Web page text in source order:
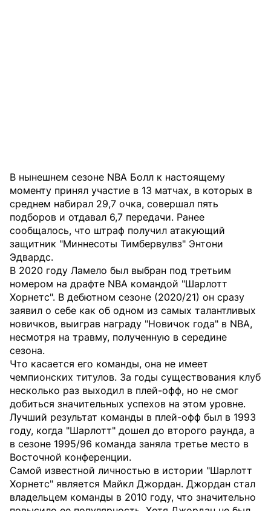
В нынешнем сезоне NBA Болл к настоящему
моменту принял участие в 13 матчах, в которых в
среднем набирал 29,7 очка, совершал пять
подборов и отдавал 6,7 передачи. Ранее
сообщалось, что штраф получил атакующий
защитник "Миннесоты Тимбервулвз" Энтони
Эдвардс.
В 2020 году Ламело был выбран под третьим
номером на драфте NBA командой "Шарлотт
Хорнетс". В дебютном сезоне (2020/21) он сразу
заявил о себе как об одном из самых талантливых
новичков, выиграв награду "Новичок года" в NBA,
несмотря на травму, полученную в середине
сезона.
Что касается его команды, она не имеет
чемпионских титулов. За годы существования клуб
несколько раз выходил в плей-офф, но не смог
добиться значительных успехов на этом уровне.
Лучший результат команды в плей-офф был в 1993
году, когда "Шарлотт" дошел до второго раунда, а
в сезоне 1995/96 команда заняла третье место в
Восточной конференции.
Самой известной личностью в истории "Шарлотт
Хорнетс" является Майкл Джордан. Джордан стал
владельцем команды в 2010 году, что значительно